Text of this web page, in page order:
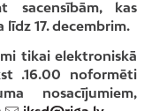
sacensībām, kas
līdz 17. decembrim.
tikai elektroniskā
.16.00 noformēti
nosacījumiem,